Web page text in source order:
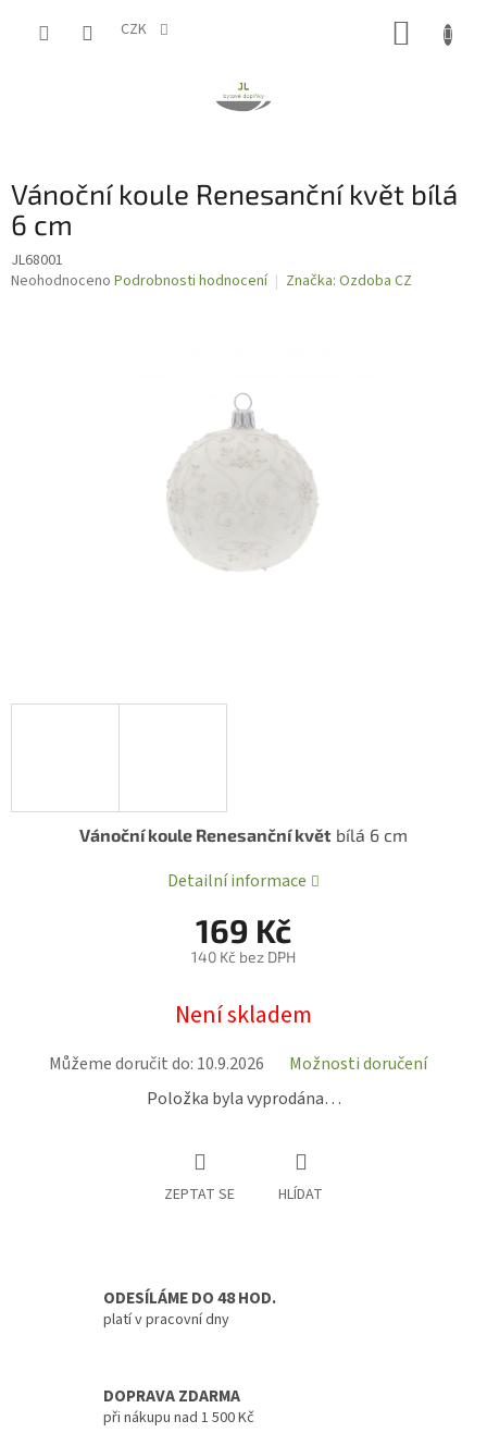
CZK
Vánoční koule Renesanční květ bílá
6 cm
JL68001
Průměrné
Neohodnoceno Podrobnosti hodnocení Značka: Ozdoba CZ
169 Kč
140 Kč bez DPH
cena:
Není skladem
Můžeme doručit do: 10.9.2026
Možnosti doručení
Položka byla vyprodána…
Vánoční koule Renesanční květ bílá 6 cm
Detailní informace
ZEPTAT SE HLÍDAT
ODESÍLÁME DO 48 HOD.
platí v pracovní dny
DOPRAVA ZDARMA
při nákupu nad 1 500 Kč